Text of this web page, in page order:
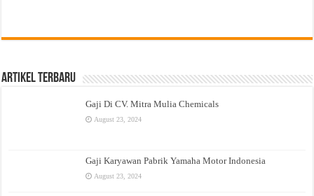
Artikel Terbaru
Gaji Di CV. Mitra Mulia Chemicals
August 23, 2024
Gaji Karyawan Pabrik Yamaha Motor Indonesia
August 23, 2024